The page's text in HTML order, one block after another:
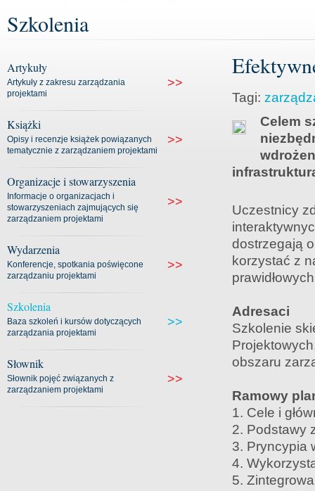
Szkolenia
Artykuły
Artykuły z zakresu zarządzania
projektami
>>
Książki
Opisy i recenzje książek powiązanych
tematycznie z zarządzaniem projektami
>>
Organizacje i stowarzyszenia
Informacje o organizacjach i
stowarzyszeniach zajmujących się
zarządzaniem projektami
>>
Wydarzenia
Konferencje, spotkania poświęcone
zarządzaniu projektami
>>
Szkolenia
Baza szkoleń i kursów dotyczących
zarządzania projektami
>>
Słownik
Słownik pojęć związanych z
zarządzaniem projektami
>>
Tagi:
Celem
Uczestnicy
dostrzegają
korzystać z
Adresaci
Szkolenie
obszaru
Ramowy
1. Cele i
2. Podstawy
3. Pryncypia
4.
5.